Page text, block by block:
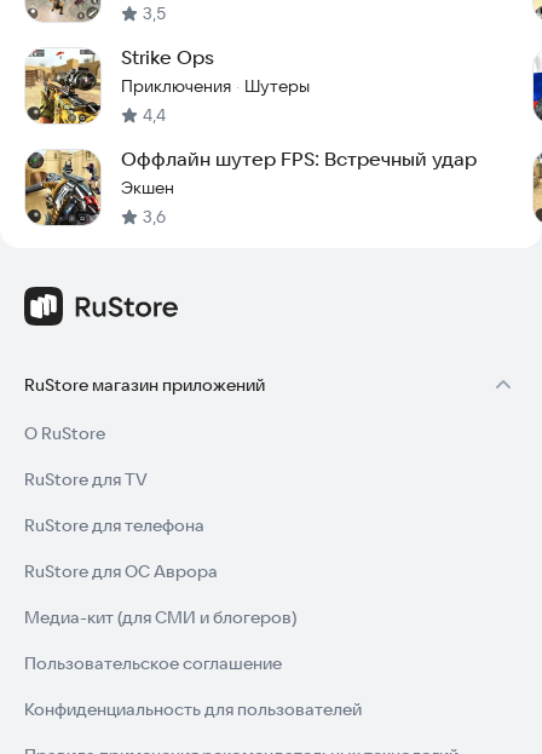
3,5
Strike Ops
Приключения · Шутеры
4,4
Оффлайн шутер FPS: Встречный удар
Экшен
3,6
RuStore магазин приложений
О RuStore
RuStore для TV
RuStore для телефона
RuStore для ОС Аврора
Медиа-кит (для СМИ и блогеров)
Пользовательское соглашение
Конфиденциальность для пользователей